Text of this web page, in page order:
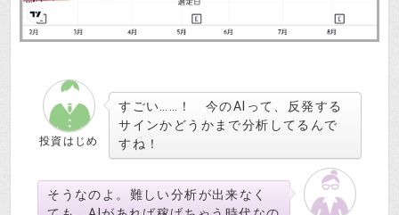
投資はじめ
すごい……！ 今のAIって、反発する
サインかどうかまで分析してるんで
すね！
そうなのよ。難しい分析が出来なく